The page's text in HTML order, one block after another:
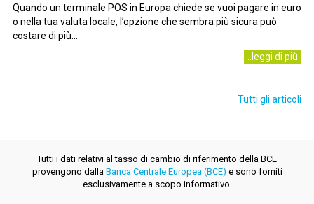
Quando un terminale POS in Europa chiede se vuoi pagare in euro
o nella tua valuta locale, l’opzione che sembra più sicura può
costare di più...
..leggi di più
Tutti gli articoli
Tutti i dati relativi al tasso di cambio di riferimento della BCE
provengono dalla Banca Centrale Europea (BCE) e sono forniti
esclusivamente a scopo informativo.